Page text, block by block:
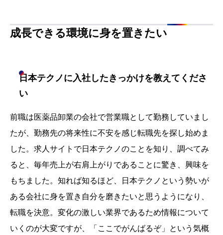
成長できる環境に身を置きたい
日本テクノに入社したきっかけを教えてくださ
い
前職は医薬品卸業の会社で営業職として勤務していまし
たが、勤務先の将来性に不安を感じ転職先を探し始めま
した。求人サイトで日本テクノのことを知り、調べてみ
ると、毎年売上が右肩上がりであることに驚き、興味を
もちました。知れば知るほど、日本テクノという勢いが
ある会社に身を置き自分を磨きたいと思うようになり、
転職を決意。変化の激しい業界であるため情報について
いくのが大変ですが、「ここでがんばるぞ」という気概